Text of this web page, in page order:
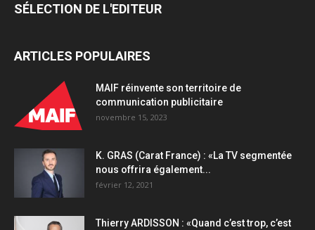
The
SÉLECTION DE L'EDITEUR
ARTICLES POPULAIRES
MAIF réinvente son territoire de
communication publicitaire
novembre 15, 2023
K. GRAS (Carat France) : «La TV segmentée
nous offrira également...
février 12, 2021
Thierry ARDISSON : «Quand c’est trop, c’est